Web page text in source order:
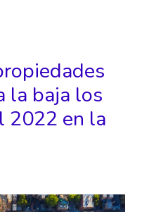
la baja los
2022 en la